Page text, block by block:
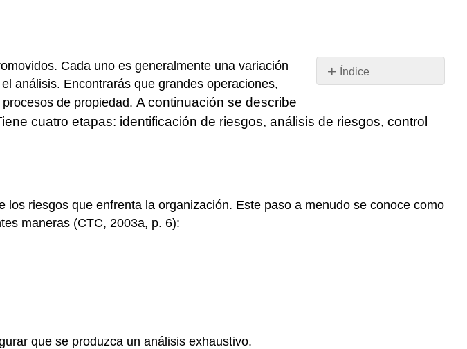
Índice
Riesgos
de
Cada uno es generalmente una variación
análisis. Encontrarás que grandes operaciones,
de propiedad. A continuación se describe
cuatro etapas: identificación de riesgos, análisis de riesgos, control
riesgos que enfrenta la organización. Este paso a menudo se conoce como
maneras (CTC, 2003a, p. 6):
que se produzca un análisis exhaustivo.